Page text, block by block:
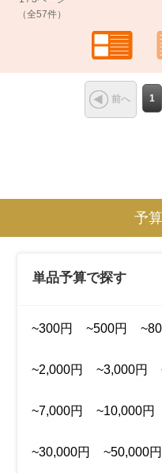
（全57件）
前へ 1
予
単品予算で探す
~300円 ~500円
~2,000円 ~3,000円
~7,000円 ~10,000円
~30,000円 ~50,000円